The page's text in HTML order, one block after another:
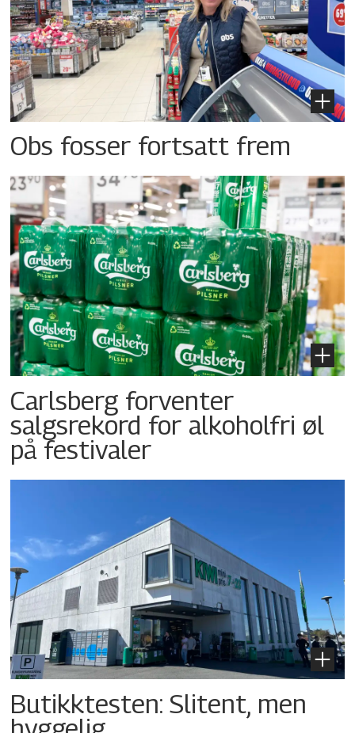
Obs fosser fortsatt frem
Carlsberg forventer
salgsrekord for alkoholfri øl
på festivaler
Butikktesten: Slitent, men